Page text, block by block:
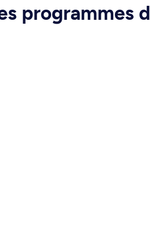
programmes